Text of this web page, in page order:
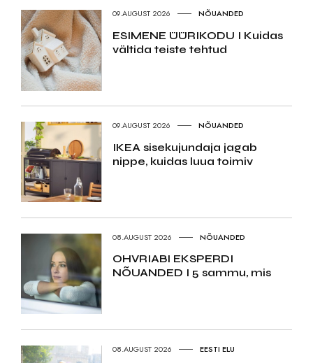
09.AUGUST 2026 NÕUANDED
ESIMENE ÜÜRIKODU I Kuidas
vältida teiste tehtud
09.AUGUST 2026 NÕUANDED
IKEA sisekujundaja jagab
nippe, kuidas luua toimiv
08.AUGUST 2026 NÕUANDED
OHVRIABI EKSPERDI
NÕUANDED I 5 sammu, mis
08.AUGUST 2026 EESTI ELU